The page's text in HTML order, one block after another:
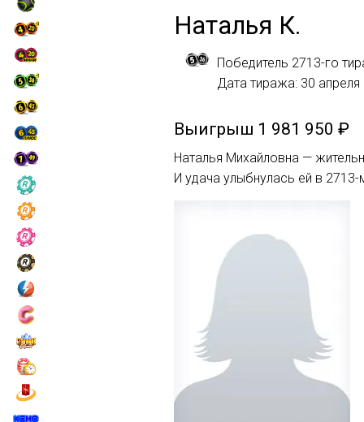
Наталья К.
Победитель 2713-го
Дата тиража: 30 апреля
Выигрыш 1 981 950 ₽
Наталья Михайловна —
И удача улыбнулась ей в